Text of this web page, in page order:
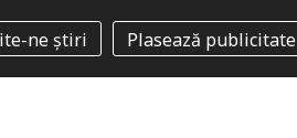
ne știri Plasează publicitate